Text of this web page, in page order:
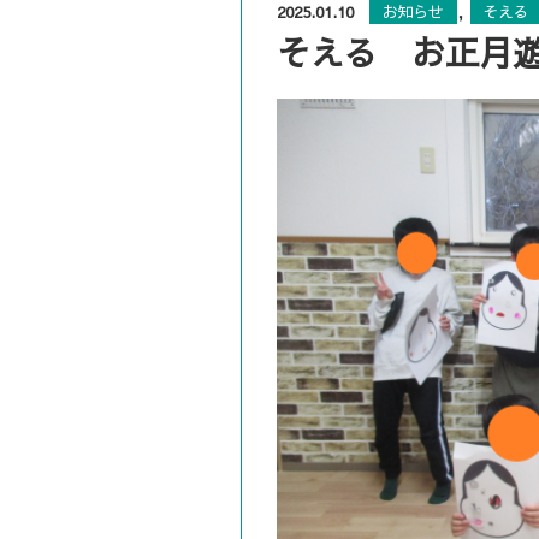
2025.01.10 お知らせ , そえる
そえる お正月